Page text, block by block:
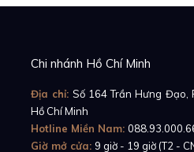
Chi nhánh Hồ Chí Minh
Địa chỉ:Số 164 Trần Hưng Đạo,
Hồ Chí Minh
Hotline Miền Nam:
Giờ mở cửa: 9 giờ - 19 giờ (T2 -